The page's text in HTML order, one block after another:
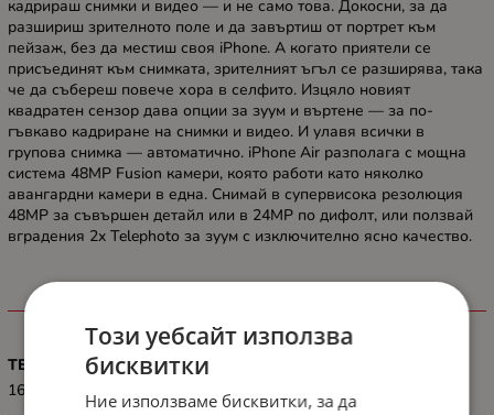
кадрираш снимки и видео — и не само това. Докосни, за да
разшириш зрителното поле и да завъртиш от портрет към
пейзаж, без да местиш своя iPhone. А когато приятели се
присъединят към снимката, зрителният ъгъл се разширява, така
че да събереш повече хора в селфито. Изцяло новият
квадратен сензор дава опции за зуум и въртене — за по-
гъвкаво кадриране на снимки и видео. И улавя всички в
групова снимка — автоматично. iPhone Air разполага с мощна
система 48MP Fusion камери, която работи като няколко
авангардни камери в една. Снимай в супервисока резолюция
48MP за съвършен детайл или в 24MP по дифолт, или ползвай
вградения 2x Telephoto за зуум с изключително ясно качество.
ТЕГЛО, G
165 g
Този уебсайт използва
бисквитки
Ние използваме бисквитки, за да